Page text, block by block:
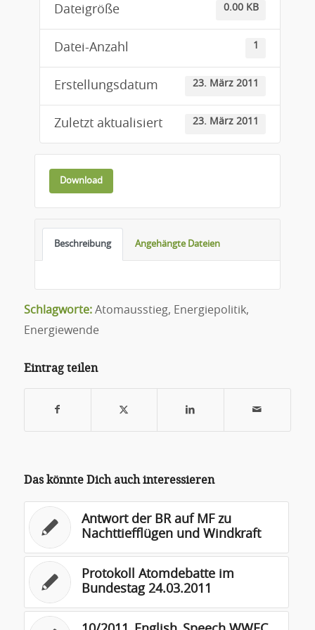
Dateigröße 0.00 KB
Datei-Anzahl 1
Erstellungsdatum 23. März 2011
Zuletzt aktualisiert 23. März 2011
Download
Beschreibung Angehängte Dateien
Schlagworte: Atomausstieg, Energiepolitik,
Energiewende
Eintrag teilen
Das könnte Dich auch interessieren
Antwort der BR auf MF zu
Nachttiefflügen und Windkraft
Protokoll Atomdebatte im
Bundestag 24.03.2011